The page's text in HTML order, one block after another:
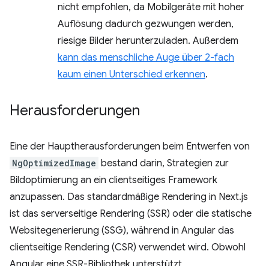
nicht empfohlen, da Mobilgeräte mit hoher
Auflösung dadurch gezwungen werden,
riesige Bilder herunterzuladen. Außerdem
kann das menschliche Auge über 2-fach
kaum einen Unterschied erkennen.
Herausforderungen
Eine der Hauptherausforderungen beim Entwerfen von
NgOptimizedImage bestand darin, Strategien zur
Bildoptimierung an ein clientseitiges Framework
anzupassen. Das standardmäßige Rendering in Next.js
ist das serverseitige Rendering (SSR) oder die statische
Websitegenerierung (SSG), während in Angular das
clientseitige Rendering (CSR) verwendet wird. Obwohl